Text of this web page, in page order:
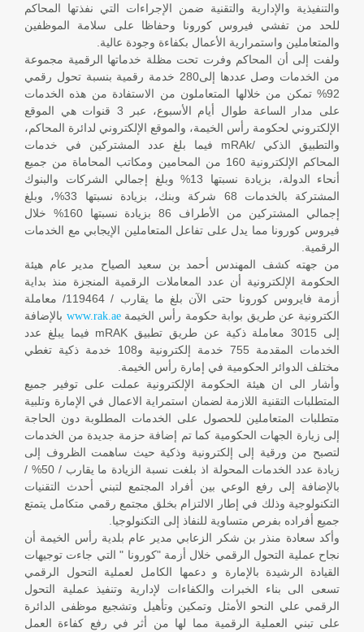
والتنفيذية والإدارية والتقنية ضمن الإجراءات التي نفذتها المحاكم
للحد من تفشي فيروس كورونا وحفاظا على سلامة الموظفين
والمتعاملين واستمرارية الأعمال بكفاءة وجودة عالية.
ولفت إلى أن المحاكم وفرت تحت مظلة خدماتها الرقمية مجموعة
من الخدمات وصل عددها إلى280 خدمة رقمية بنسبة تحول رقمي
92% تمكن من خلالها المتعاملون من الاستفادة من هذه الخدمات
على مدار الساعة طوال أيام الأسبوع، عبر 3 قنوات هي الموقع
الإلكتروني لحكومة رأس الخيمة، والموقع الإلكتروني لدائرة المحاكم،
والتطبيق الذكي /mRAk فيما بلغ عدد المشتركين في خدمات
المحاكم الإلكترونية 160 من المحامين ومكاتب المحاماة من جميع
أنحاء الدولة، بزيادة نسبتها 13% وبلغ إجمالي الشركات والبنوك
المشتركة بالخدمات 68 شركة وبنك، بزيادة نسبتها 33%، وبلغ
إجمالي المشتركين من الأطراف 86 بزيادة نسبتها 160% خلال
فيروس كورونا مما يدل على تفاعل المتعاملين الإيجابي مع الخدمات
الرقمية.
من جهته كشف المهندس أحمد بن سعيد الصياح مدير عام هيئة
الحكومة الإلكترونية أن عدد المعاملات الرقمية المنجزة منذ بداية
أزمة فايروس كورونا حتى الآن بلغ ما يقارب / 119464/ معاملة
الكترونية عن طريق بوابة حكومة رأس الخيمةwww.rak.ae بالإضافة
إلى 3015 معاملة ذكية عن طريق تطبيق mRAK فيما يبلغ عدد
الخدمات المقدمة 755 خدمة إلكترونية و108 خدمة ذكية تغطي
مختلف الدوائر الحكومية في إمارة رأس الخيمة.
وأشار الى ان هيئة الحكومة الإلكترونية عملت على توفير جميع
المتطلبات التقنية اللازمة لضمان استمراية الاعمال في الإمارة وتلبية
متطلبات المتعاملين للحصول على الخدمات المطلوبة دون الحاجة
إلى زيارة الجهات الحكومية كما تم إضافة حزمة جديدة من الخدمات
لتصبح من ورقية إلى إلكترونية وذكية حيث ساهمت الظروف إلى
زيادة عدد الخدمات المحولة اذ بلغت نسبة الزيادة ما يقارب / 50% /
بالإضافة إلى رفع الوعي بين أفراد المجتمع لتبني أحدث التقنيات
التكنولوجية وذلك في إطار الالتزام بخلق مجتمع رقمي متكامل يتمتع
جميع أفراده بفرص متساوية للنفاذ إلى التكنولوجيا.
وأكد سعادة منذر بن شكر الزعابي مدير عام بلدية رأس الخيمة أن
نجاح عملية التحول الرقمي خلال أزمة "كورونا " التي جاءت توجيهات
القيادة الرشيدة بالإمارة و دعمها الكامل لعملية التحول الرقمي
تسعى الى بناء الخبرات والكفاءات لإدارية وتنفيذ عملية التحول
الرقمي علي النحو الأمثل وتمكين وتأهيل وتشجيع موظفى الدائرة
على تبني العملية الرقمية مما لها من أثر في رفع كفاءة العمل